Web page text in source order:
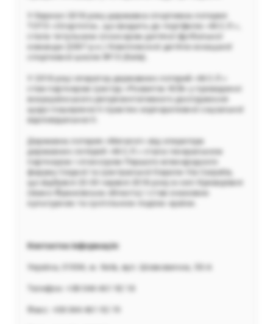
У березні 2018 року державна спортивна лотерея
ТОТО «Спортліга», що входить до портфелю «М.С.Л.»,
стала титульним спонсором дитячої футбольної
команди (2007 р.н.) Комплексної дитячо-юнацької
спортивної школи №15 (Київ).
У 2018 році оператор державних лотерей «М.С.Л.»
став партнером Центру «Розвиток КСВ» у проведенні
всеукраїнського репрезентативного дослідження
щодо поширеності практик корпоративної соціальної
відповідальності.
Державна лотерея «Мегалот» від оператора
державних лотерей «М.С.Л.» стала генеральним
партнером і спонсором Першого міжнародного
форуму Східної та Центральної Європи Via Carpatia,
що відбувся 23-30 червня 2018 року в селі Криворівня
(Івано-Франківська область) і став знаковою
культурною та суспільною подією країни.
Контактна інформація:
Україна, 01004, м. Київ, вул. Шовковична, 50-А
Телефон: +38 044 461 92 18
Факс: +38 044 461 92 19